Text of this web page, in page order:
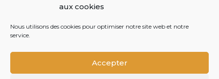
aux cookies
Nous utilisons des cookies pour optimiser notre site web et notre
service.
Accepter